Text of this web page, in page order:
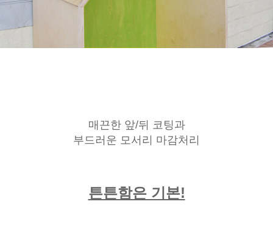
매끈한 앞/뒤 코팅과
부드러운 모서리 마감처리
튼튼함은 기본!